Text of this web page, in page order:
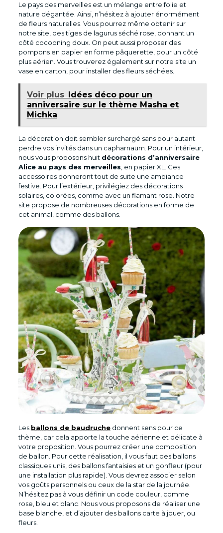
Le pays des merveilles est un mélange entre folie et
nature dégantée. Ainsi, n’hésitez à ajouter énormément
de fleurs naturelles. Vous pourrez même obtenir sur
notre site, des tiges de lagurus séché rose, donnant un
côté cocooning doux. On peut aussi proposer des
pompons en papier en forme pâquerette, pour un côté
plus aérien. Vous trouverez également sur notre site un
vase en carton, pour installer des fleurs séchées.
Voir plus Idées déco pour un
anniversaire sur le thème Masha et
Michka
La décoration doit sembler surchargé sans pour autant
perdre vos invités dans un capharnaüm. Pour un intérieur,
nous vous proposons huit décorations d’anniversaire
Alice au pays des merveilles , en papier XL. Ces
accessoires donneront tout de suite une ambiance
festive. Pour l’extérieur, privilégiez des décorations
solaires, colorées, comme avec un flamant rose. Notre
site propose de nombreuses décorations en forme de
cet animal, comme des ballons.
Les ballons de baudruchedonnent sens pour ce
thème, car cela apporte la touche aérienne et délicate à
votre proposition. Vous pourrez créer une composition
de ballon. Pour cette réalisation, il vous faut des ballons
classiques unis, des ballons fantaisies et un gonfleur (pour
une installation plus rapide). Vous devrez associer selon
vos goûts personnels ou ceux de la star de la journée.
N’hésitez pas à vous définir un code couleur, comme
rose, bleu et blanc. Nous vous proposons de réaliser une
base blanche, et d’ajouter des ballons carte à jouer, ou
fleurs.